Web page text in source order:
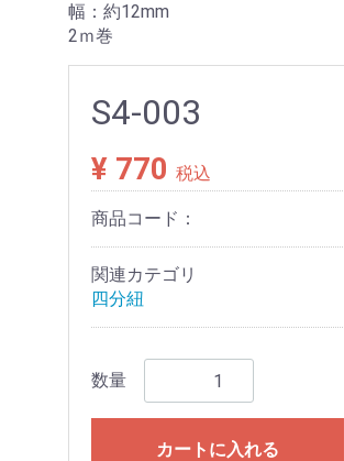
幅：約12mm
2ｍ巻
S4-003
¥ 770 税込
商品コード：
関連カテゴリ
四分紐
数量
カートに入れる